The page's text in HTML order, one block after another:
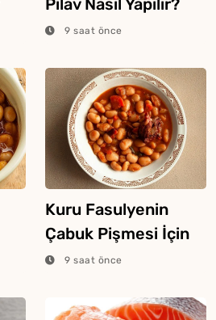
Pilav Nasıl Yapılır?
9 saat önce
Kuru Fasulyenin
Çabuk Pişmesi İçin
Püf Noktaları
9 saat önce